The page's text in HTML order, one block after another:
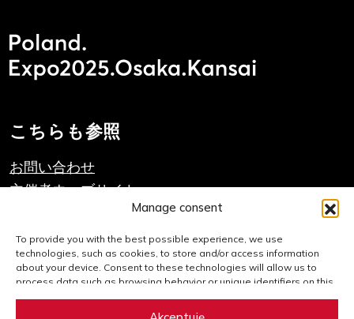
Manage consent
To provide you with the best possible experience, we use
technologies, such as cookies, to store and/or access information
about your device. Consent to these technologies will allow us to
process data such as browsing behavior or unique identifiers on this
affect certain features and functions.
こちらも参照
お問い合わせ
主催者ウェブサイト
PAIHのウェブサイト
重要なリンク
クッキーポリシー